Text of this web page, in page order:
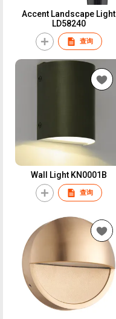
Accent Landscape Light
LD58240
查询
Wall Light KN0001B
查询